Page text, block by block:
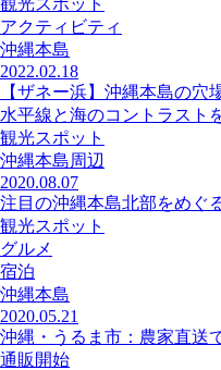
観光スポット
アクティビティ
沖縄本島
2022.02.18
【ザネー浜】沖縄本島の穴
水平線と海のコントラスト
観光スポット
沖縄本島周辺
2020.08.07
注目の沖縄本島北部をめぐ
観光スポット
グルメ
宿泊
沖縄本島
2020.05.21
沖縄・うるま市：農家直送
通販開始